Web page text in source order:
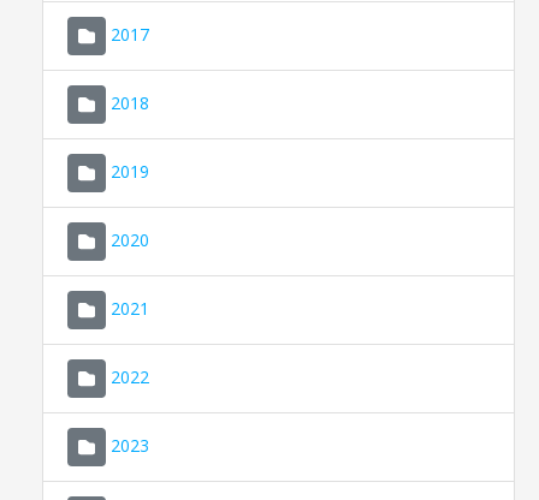
2017
2018
2019
2020
2021
2022
2023